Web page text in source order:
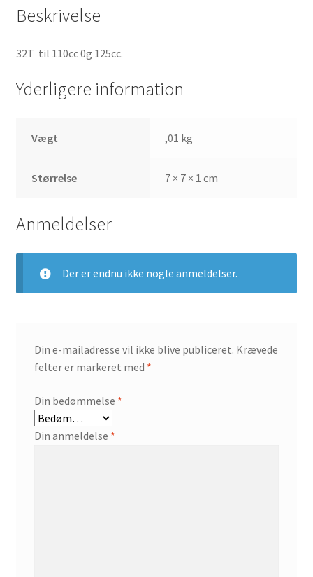
Beskrivelse
32T til 110cc 0g 125cc.
Yderligere information
Vægt ,01 kg
Størrelse 7 × 7 × 1 cm
Anmeldelser
Der er endnu ikke nogle anmeldelser.
Din e-mailadresse vil ikke blive publiceret. Krævede
felter er markeret med *
Din bedømmelse *
Din anmeldelse *